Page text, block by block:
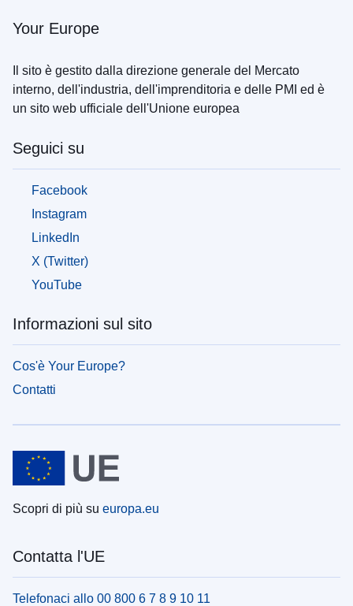
Your Europe
Il sito è gestito dalla direzione generale del Mercato
interno, dell'industria, dell'imprenditoria e delle PMI ed è
un sito web ufficiale dell'Unione europea
Seguici su
Facebook
Instagram
LinkedIn
X (Twitter)
YouTube
Informazioni sul sito
Cos'è Your Europe?
Contatti
Scopri di più su europa.eu
Contatta l'UE
Telefonaci allo 00 800 6 7 8 9 10 11